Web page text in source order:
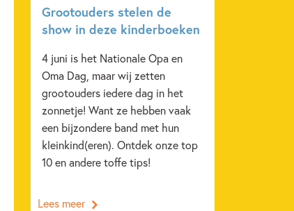
Grootouders stelen de
show in deze kinderboeken
4 juni is het Nationale Opa en
Oma Dag, maar wij zetten
grootouders iedere dag in het
zonnetje! Want ze hebben vaak
een bijzondere band met hun
kleinkind(eren). Ontdek onze top
10 en andere toffe tips!
Lees meer